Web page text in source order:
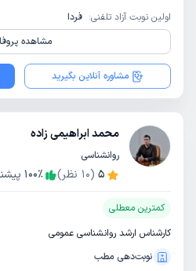
اولین نوبت آزاد تلفنی: فردا
مشاهده
مشاوره آنلاین بگیرید
محمد ابراهیمی زاده
روانشناسی
5
(
10 نظر) 100٪
کمترین معطلی
کارشناس ارشد روانشناسی عمومی
نوبت‌دهی مطب